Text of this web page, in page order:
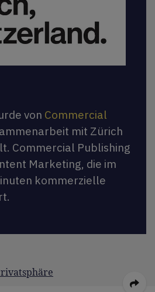
von Commercial
mit Zürich
Commercial Publishing
Marketing, die im
kommerzielle